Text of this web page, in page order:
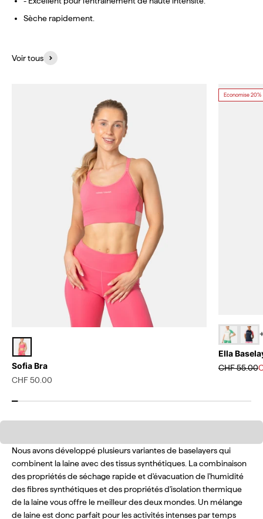
Sèche rapidement.
Voir tous
Sofia Bra
Prix de vente
CHF 50.00
Economise 20%
Ella
Prix normal
CHF 55.00
Tissu en laine mélangée
Nous avons développé plusieurs variantes de baselayers qui
combinent la laine avec des tissus synthétiques. La combinaison
des propriétés de séchage rapide et d'évacuation de l'humidité
des fibres synthétiques et des propriétés d'isolation thermique
de la laine vous offre le meilleur des deux mondes. Un mélange
de laine est donc parfait pour les activités intenses par temps